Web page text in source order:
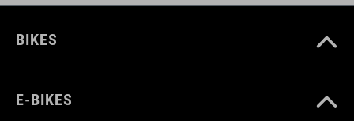
BIKES
E-BIKES